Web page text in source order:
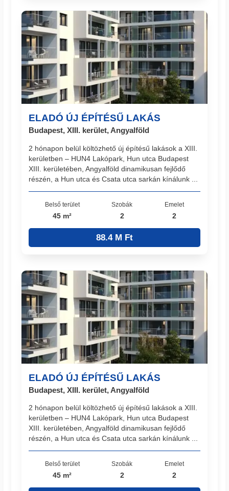
ELADÓ ÚJ ÉPÍTÉSŰ LAKÁS
Budapest, XIII. kerület, Angyalföld
2 hónapon belül költözhető új építésű lakások a XIII.
kerületben – HUN4 Lakópark, Hun utca Budapest
XIII. kerületében, Angyalföld dinamikusan fejlődő
részén, a Hun utca és Csata utca sarkán kínálunk ...
Belső terület
45 m²
Szobák
2
Emelet
2
88.4 M Ft
ELADÓ ÚJ ÉPÍTÉSŰ LAKÁS
Budapest, XIII. kerület, Angyalföld
2 hónapon belül költözhető új építésű lakások a XIII.
kerületben – HUN4 Lakópark, Hun utca Budapest
XIII. kerületében, Angyalföld dinamikusan fejlődő
részén, a Hun utca és Csata utca sarkán kínálunk ...
Belső terület
45 m²
Szobák
2
Emelet
2